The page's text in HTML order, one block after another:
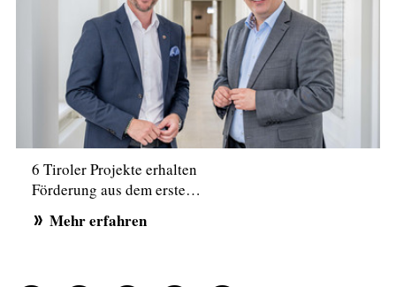
6 Tiroler Projekte erhalten
Förderung aus dem erste…
Mehr erfahren